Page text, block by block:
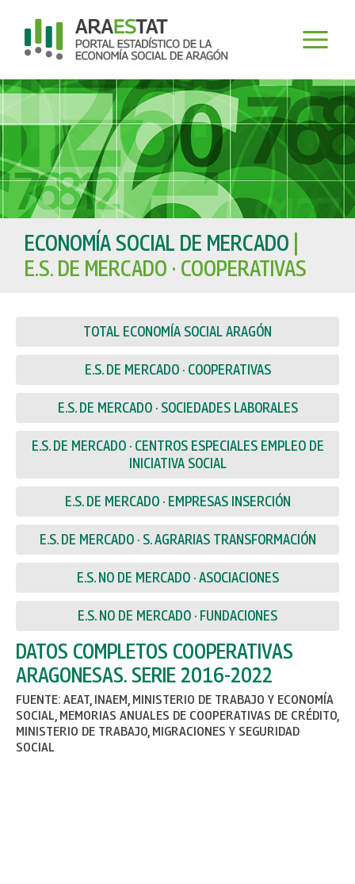
contenido
ECONOMÍA SOCIAL DE MERCADO
E.S. DE MERCADO · COOPERATIVAS
TOTAL ECONOMÍA SOCIAL ARAGÓN
E.S. DE MERCADO · COOPERATIVAS
E.S. DE MERCADO · SOCIEDADES LABORALES
E.S. DE MERCADO · CENTROS ESPECIALES EMPLEO DE
INICIATIVA SOCIAL
E.S. DE MERCADO · EMPRESAS INSERCIÓN
E.S. DE MERCADO · S. AGRARIAS TRANSFORMACIÓN
E.S. NO DE MERCADO · ASOCIACIONES
E.S. NO DE MERCADO · FUNDACIONES
DATOS COMPLETOS COOPERATIVAS
ARAGONESAS. SERIE 2016-2022
FUENTE: AEAT, INAEM, MINISTERIO DE TRABAJO Y ECONOMÍA
SOCIAL, MEMORIAS ANUALES DE COOPERATIVAS DE CRÉDITO,
MINISTERIO DE TRABAJO, MIGRACIONES Y SEGURIDAD
SOCIAL